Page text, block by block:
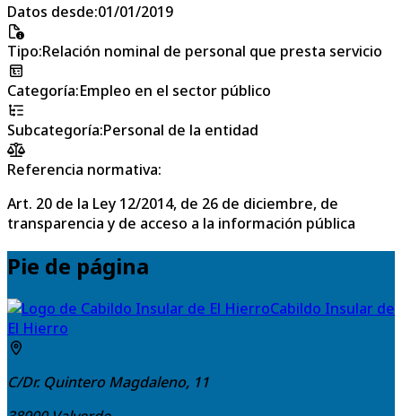
Datos desde:01/01/2019
Tipo:Relación nominal de personal que presta servicio
Categoría:Empleo en el sector público
Subcategoría:Personal de la entidad
Referencia normativa:
Art. 20 de la Ley 12/2014, de 26 de diciembre, de
transparencia y de acceso a la información pública
Pie de página
Cabildo Insular de
El Hierro
C/Dr. Quintero Magdaleno, 11